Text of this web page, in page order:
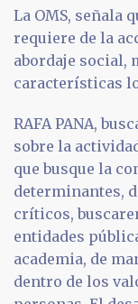
La OMS, señala
requiere de la
abordaje social,
características
RAFA PANA,
sobre la
que busque la
determinantes,
críticos,
entidades
academia, de
dentro de los